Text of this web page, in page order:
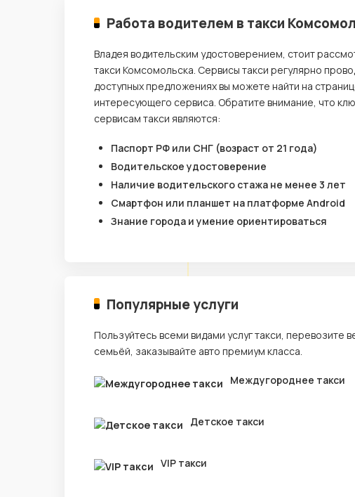
Работа водителем в такси
Владея водительским удостоверением, стоит
такси Комсомольска. Сервисы такси регулярно
доступных предложениях вы можете найти на
интересующего сервиса. Обратите внимание, что
сервисам такси являются:
Паспорт РФ или СНГ (возраст от 21 года)
Водительское удостоверение
Наличие водительского стажа не менее 3 лет
Смартфон или планшет на платформе Android
Знание города и умение ориентироваться
Популярные услуги
Пользуйтесь всеми видами услуг такси, перевозите
семьёй, заказывайте авто премиум класса.
Междугороднее такси
Детское такси
VIP такси